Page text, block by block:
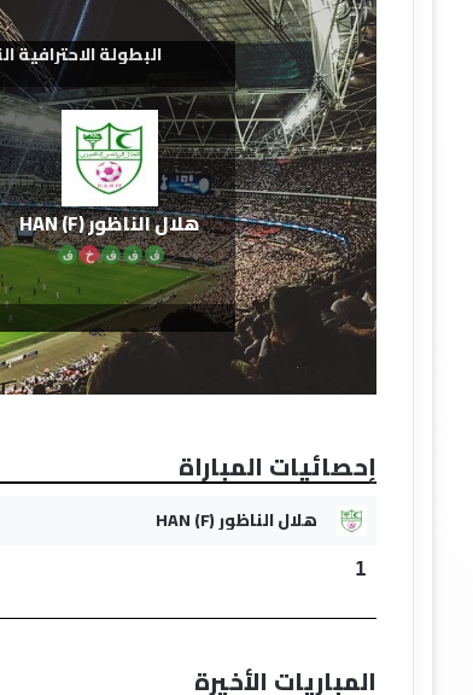
البطولة الاحترافية
هلال الناظور (F) HAN
ف ف ف خ ف
إحصائيات المباراة
هلال الناظور (F) HAN
1
المباريات الأخيرة